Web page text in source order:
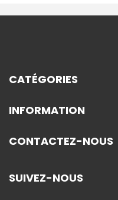
CATÉGORIES
INFORMATION
CONTACTEZ-NOUS
SUIVEZ-NOUS